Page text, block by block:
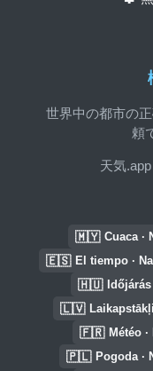
世界中の都市の
頼
天気
🇲🇾 Cuaca ·
🇪🇸 El tiempo ·
🇭🇺 Időjárás
🇱🇻
🇫🇷 Météo ·
🇵🇱 Pogoda ·